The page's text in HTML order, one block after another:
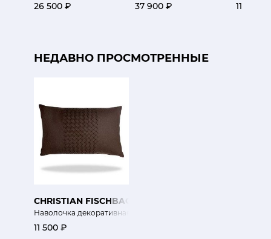
26 500 ₽ 37 900 ₽ 11 500 ₽
НЕДАВНО ПРОСМОТРЕННЫЕ
CHRISTIAN FISCHBACHER
Наволочка декоративная Pépite
11 500 ₽